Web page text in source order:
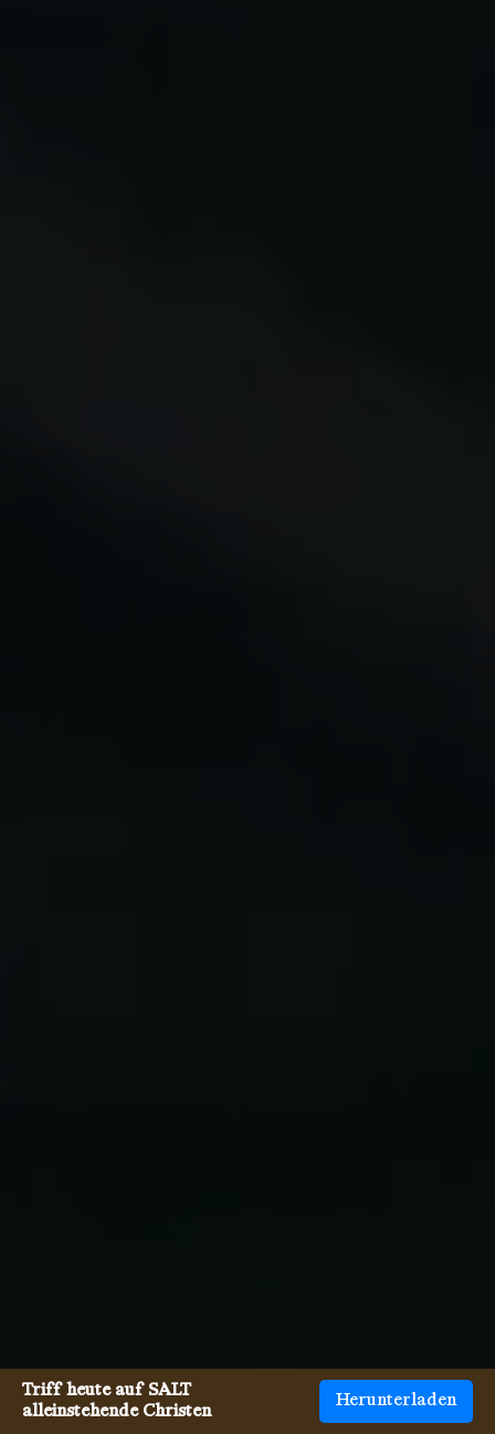
Triff heute auf SALT
alleinstehende Christen
Herunterladen